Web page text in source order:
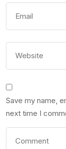
Save my name,
next time I